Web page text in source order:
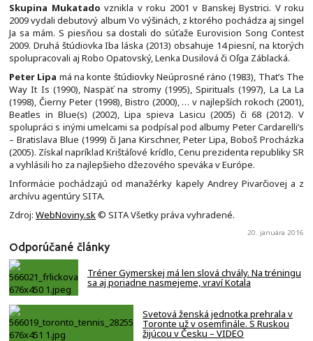
Skupina Mukatado vznikla v roku 2001 v Banskej Bystrici. V roku
2009 vydali debutový album Vo výšinách, z ktorého pochádza aj singel
Ja sa mám. S piesňou sa dostali do súťaže Eurovision Song Contest
2009. Druhá štúdiovka Iba láska (2013) obsahuje 14 piesní, na ktorých
spolupracovali aj Robo Opatovský, Lenka Dusilová či Oľga Záblacká.
Peter Lipa má na konte štúdiovky Neúprosné ráno (1983), That’s The
Way It Is (1990), Naspäť na stromy (1995), Spirituals (1997), La La La
(1998), Čierny Peter (1998), Bistro (2000), … v najlepších rokoch (2001),
Beatles in Blue(s) (2002), Lipa spieva Lasicu (2005) či 68 (2012). V
spolupráci s inými umelcami sa podpísal pod albumy Peter Cardarelli’s
– Bratislava Blue (1999) či Jana Kirschner, Peter Lipa, Boboš Procházka
(2005). Získal napríklad Krištáľové krídlo, Cenu prezidenta republiky SR
a vyhlásili ho za najlepšieho džezového speváka v Európe.
Informácie pochádzajú od manažérky kapely Andrey Pivarčiovej a z
archívu agentúry SITA.
Zdroj: WebNoviny.sk© SITA Všetky práva vyhradené.
20. januára 2016
Odporúčané články
Tréner Gymerskej má len slová chvály. Na tréningu
sa aj poriadne nasmejeme, vraví Kotala
Svetová ženská jednotka prehrala v
Toronte už v osemfinále. S Ruskou
žijúcou v Česku – VIDEO